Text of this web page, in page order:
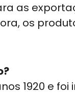
as
os
1920 e